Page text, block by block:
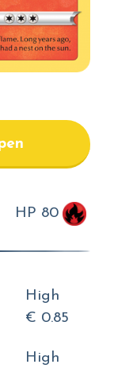
HP 80
High
€ 0.85
High